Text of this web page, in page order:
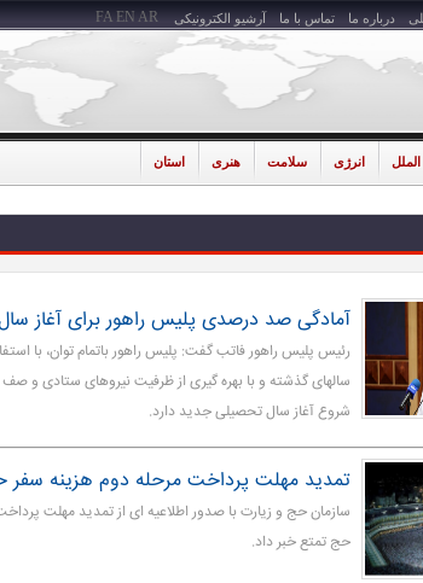
درباره ما تماس با ما آرشیو الکترونیکی FA EN AR
انرژی سلامت هنری استان
آمادگی صد درصدی پلیس راهور برای آغاز
رئیس پلیس راهور فاتب گفت: پلیس راهور باتمام توان، با
سالهای گذشته و با بهره گیری از ظرفیت نیروهای ستادی و
شروع آغاز سال تحصیلی جدید دارد.
تمدید مهلت پرداخت مرحله دوم هزینه سفر
سازمان حج و زیارت با صدور اطلاعیه ای از تمدید مهلت
حج تمتع خبر داد.